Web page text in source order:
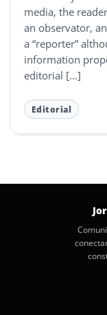
media, the
an observator,
a “reporter”
information
editorial […]
Editorial